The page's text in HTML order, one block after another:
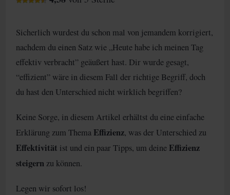
Sicherlich wurdest du schon mal von jemandem korrigiert,
nachdem du einen Satz wie „Heute habe ich meinen Tag
effektiv verbracht” geäußert hast. Dir wurde gesagt,
“effizient” wäre in diesem Fall der richtige Begriff, doch
du hast den Unterschied nicht wirklich begriffen?
Keine Sorge, in diesem Artikel erhältst du eine einfache
Erklärung zum Thema Effizienz, was der Unterschied zu
Effektivität ist und ein paar Tipps, um deine Effizienz
steigern zu können.
Legen wir sofort los!